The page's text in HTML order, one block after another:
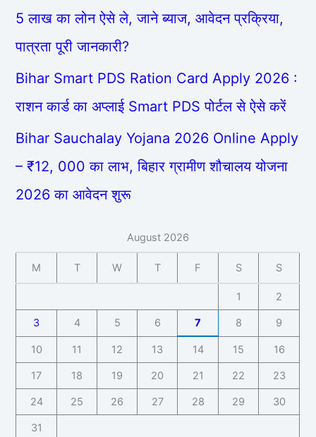
5 लाख का लोन ऐसे ले, जाने ब्याज, आवेदन प्रक्रिया,
पात्रता पूरी जानकारी?
Bihar Smart PDS Ration Card Apply 2026 :
राशन कार्ड का अप्लाई Smart PDS पोर्टल से ऐसे करें
Bihar Sauchalay Yojana 2026 Online Apply
– ₹12, 000 का लाभ, बिहार ग्रामीण शौचालय योजना
2026 का आवेदन शुरू
August 2026
M T W T F S S
1 2
3 4 5 6 7 8 9
10 11 12 13 14 15 16
17 18 19 20 21 22 23
24 25 26 27 28 29 30
31